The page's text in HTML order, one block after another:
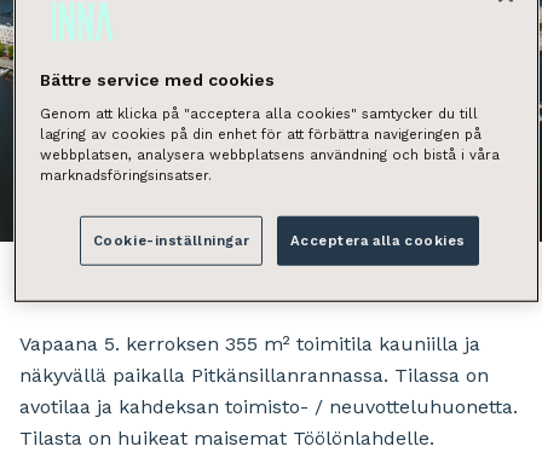
Vapaana 5. kerroksen 355 m² toimitila kauniilla ja
näkyvällä paikalla Pitkänsillanrannassa. Tilassa on
avotilaa ja kahdeksan toimisto- / neuvotteluhuonetta.
Tilasta on huikeat maisemat Töölönlahdelle.
Bättre service med cookies
Genom att klicka på "acceptera alla cookies" samtycker du till
lagring av cookies på din enhet för att förbättra navigeringen på
webbplatsen, analysera webbplatsens användning och bistå i våra
marknadsföringsinsatser.
Cookie-inställningar Acceptera alla cookies